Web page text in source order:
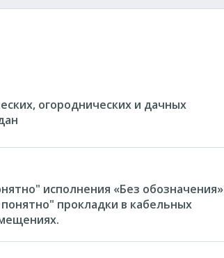
огороднических и дачных
исполнения «Без обозначения»
прокладки в кабельных